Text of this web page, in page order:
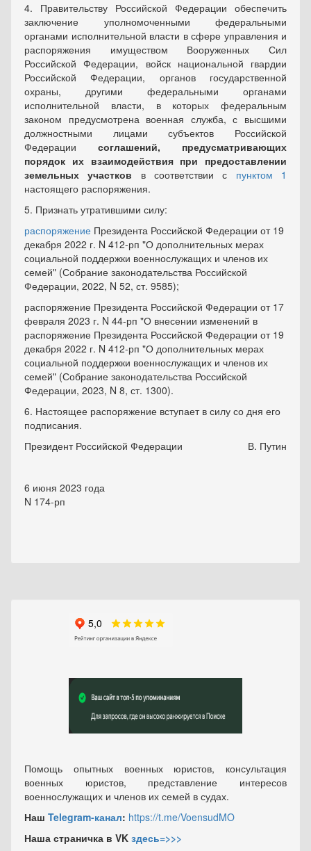
4. Правительству Российской Федерации обеспечить
заключение уполномоченными федеральными
органами исполнительной власти в сфере управления и
распоряжения имуществом Вооруженных Сил
Российской Федерации, войск национальной гвардии
Российской Федерации, органов государственной
охраны, другими федеральными органами
исполнительной власти, в которых федеральным
законом предусмотрена военная служба, с высшими
должностными лицами субъектов Российской
Федерации соглашений, предусматривающих
порядок их взаимодействия при предоставлении
земельных участков в соответствии с пунктом 1
настоящего распоряжения.
5. Признать утратившими силу:
распоряжение Президента Российской Федерации от 19
декабря 2022 г. N 412-рп "О дополнительных мерах
социальной поддержки военнослужащих и членов их
семей" (Собрание законодательства Российской
Федерации, 2022, N 52, ст. 9585);
распоряжение Президента Российской Федерации от 17
февраля 2023 г. N 44-рп "О внесении изменений в
распоряжение Президента Российской Федерации от 19
декабря 2022 г. N 412-рп "О дополнительных мерах
социальной поддержки военнослужащих и членов их
семей" (Собрание законодательства Российской
Федерации, 2023, N 8, ст. 1300).
6. Настоящее распоряжение вступает в силу со дня его
подписания.
Президент Российской Федерации
В. Путин
6 июня 2023 года
N 174-рп
Помощь опытных военных юристов, консультация
военных юристов, представление интересов
военнослужащих и членов их семей в судах.
Наш Telegram-канал: https://t.me/VoensudMO
Наша страничка в VK здесь=>>>